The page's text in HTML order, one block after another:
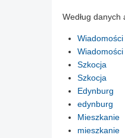
Według
Wiadomości
Wiadomości
Szkocja
Szkocja
Edynburg
edynburg
Mieszkanie
mieszkanie